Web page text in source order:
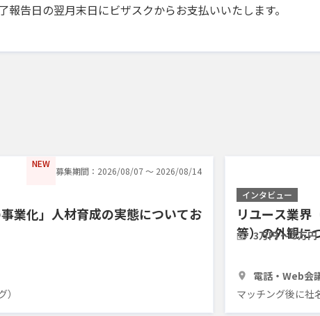
報告日の翌月末日にビザスクからお支払いいたします。
NEW
募集期間：2026/08/07 〜 2026/08/14
業化」人材育成の実態についてお
インタビュー
リユース業界
等）の外観に
3万円 〜 5万円
電話・Web会
マッチング後に社